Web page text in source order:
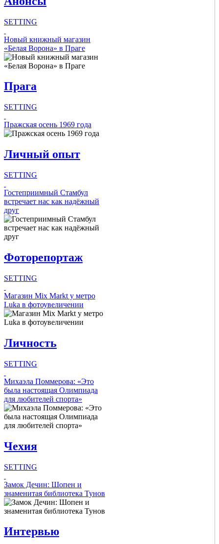
SETTING
Check all
Главное
Концерты
Фестивали
Музеи
Intro Items
Link Items
Show Image
Hide
Новый книжный магазин
«Белая Ворона» в Праге
Прага
SETTING
Intro Items
Show
Пражская осень 1969 года
Личный опыт
SETTING
Intro Items
Hide
Гостеприимный Стамбул
встречает нас как надёжный
друг
Фоторепортаж
SETTING
Intro Items
Link Items
Show Image
Show
Hide
Магазин Mix Markt у метро
Luka в фотоувеличении
Личность
SETTING
Intro Items
Link Items
Show Image
Hide
Михаэла Поммерова: «Это
была настоящая Олимпиада
для любителей спорта»
Чехия
SETTING
Intro Items
Link Items
Show Image
Show
Замок Дечин: Шопен и
знаменитая библиотека Тунов
Интервью